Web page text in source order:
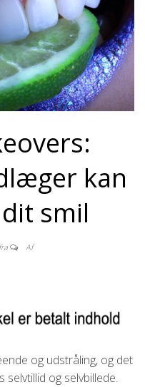
kan
smil
Af
og udstråling, og det
og selvbillede.